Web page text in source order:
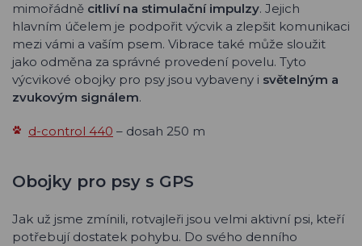
mimořádně citliví na stimulační impulzy. Jejich
hlavním účelem je podpořit výcvik a zlepšit komunikaci
mezi vámi a vaším psem. Vibrace také může sloužit
jako odměna za správné provedení povelu. Tyto
výcvikové obojky pro psy jsou vybaveny i světelným a
zvukovým signálem.
d-control 440 – dosah 250 m
Obojky pro psy s GPS
Jak už jsme zmínili, rotvajleři jsou velmi aktivní psi, kteří
potřebují dostatek pohybu. Do svého denního